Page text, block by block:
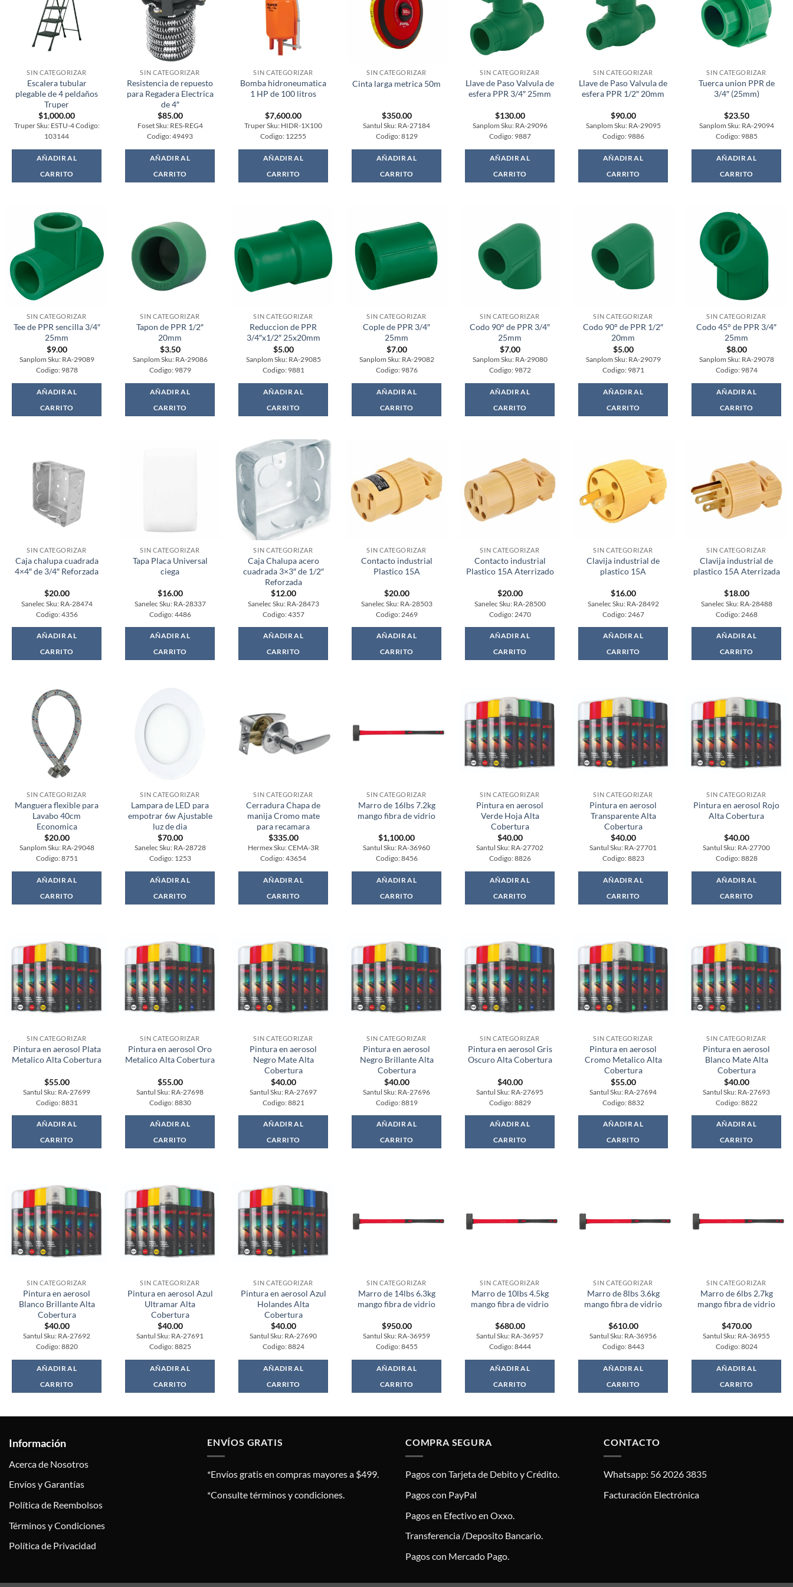
SIN CATEGORIZAR
Escalera tubular
plegable de 4 peldaños
Truper
$1,000.00
Truper Sku: ESTU-4 Codigo:
103144
AÑADIR AL
CARRITO
SIN CATEGORIZAR
Resistencia de repuesto
para Regadera Electrica
de 4″
$85.00
Foset Sku: RES-REG4
Codigo: 49493
AÑADIR AL
CARRITO
SIN CATEGORIZAR
Bomba hidroneumatica
1 HP de 100 litros
$7,600.00
Truper Sku: HIDR-1X100
Codigo: 12255
AÑADIR AL
CARRITO
SIN CATEGORIZAR
Cinta larga metrica 50m
$350.00
Santul Sku: RA-27184
Codigo: 8129
AÑADIR AL
CARRITO
SIN CATEGORIZAR
Llave de Paso Valvula de
esfera PPR 3/4″ 25mm
$130.00
Sanplom Sku: RA-29096
Codigo: 9887
AÑADIR AL
CARRITO
SIN CATEGORIZAR
Llave de Paso Valvula de
esfera PPR 1/2″ 20mm
$90.00
Sanplom Sku: RA-29095
Codigo: 9886
AÑADIR AL
CARRITO
SIN CATEGORIZAR
Tuerca union PPR de
3/4″ (25mm)
$23.50
Sanplom Sku: RA-29094
Codigo: 9885
AÑADIR AL
CARRITO
SIN CATEGORIZAR
Tee de PPR sencilla 3/4″
25mm
$9.00
Sanplom Sku: RA-29089
Codigo: 9878
AÑADIR AL
CARRITO
SIN CATEGORIZAR
Tapon de PPR 1/2″
20mm
$3.50
Sanplom Sku: RA-29086
Codigo: 9879
AÑADIR AL
CARRITO
SIN CATEGORIZAR
Reduccion de PPR
3/4″x1/2″ 25x20mm
$5.00
Sanplom Sku: RA-29085
Codigo: 9881
AÑADIR AL
CARRITO
SIN CATEGORIZAR
Cople de PPR 3/4″
25mm
$7.00
Sanplom Sku: RA-29082
Codigo: 9876
AÑADIR AL
CARRITO
SIN CATEGORIZAR
Codo 90° de PPR 3/4″
25mm
$7.00
Sanplom Sku: RA-29080
Codigo: 9872
AÑADIR AL
CARRITO
SIN CATEGORIZAR
Codo 90° de PPR 1/2″
20mm
$5.00
Sanplom Sku: RA-29079
Codigo: 9871
AÑADIR AL
CARRITO
SIN CATEGORIZAR
Codo 45° de PPR 3/4″
25mm
$8.00
Sanplom Sku: RA-29078
Codigo: 9874
AÑADIR AL
CARRITO
SIN CATEGORIZAR
Caja chalupa cuadrada
4×4″ de 3/4″ Reforzada
$20.00
Sanelec Sku: RA-28474
Codigo: 4356
AÑADIR AL
CARRITO
SIN CATEGORIZAR
Tapa Placa Universal
ciega
$16.00
Sanelec Sku: RA-28337
Codigo: 4486
AÑADIR AL
CARRITO
SIN CATEGORIZAR
Caja Chalupa acero
cuadrada 3×3″ de 1/2″
Reforzada
$12.00
Sanelec Sku: RA-28473
Codigo: 4357
AÑADIR AL
CARRITO
SIN CATEGORIZAR
Contacto industrial
Plastico 15A
$20.00
Sanelec Sku: RA-28503
Codigo: 2469
AÑADIR AL
CARRITO
SIN CATEGORIZAR
Contacto industrial
Plastico 15A Aterrizado
$20.00
Sanelec Sku: RA-28500
Codigo: 2470
AÑADIR AL
CARRITO
SIN CATEGORIZAR
Clavija industrial de
plastico 15A
$16.00
Sanelec Sku: RA-28492
Codigo: 2467
AÑADIR AL
CARRITO
SIN CATEGORIZAR
Clavija industrial de
plastico 15A Aterrizada
$18.00
Sanelec Sku: RA-28488
Codigo: 2468
AÑADIR AL
CARRITO
SIN CATEGORIZAR
Manguera flexible para
Lavabo 40cm
Economica
$20.00
Sanplom Sku: RA-29048
Codigo: 8751
AÑADIR AL
CARRITO
SIN CATEGORIZAR
Lampara de LED para
empotrar 6w Ajustable
luz de dia
$70.00
Sanelec Sku: RA-28728
Codigo: 1253
AÑADIR AL
CARRITO
SIN CATEGORIZAR
Cerradura Chapa de
manija Cromo mate
para recamara
$335.00
Hermex Sku: CEMA-3R
Codigo: 43654
AÑADIR AL
CARRITO
SIN CATEGORIZAR
Marro de 16lbs 7.2kg
mango fibra de vidrio
$1,100.00
Santul Sku: RA-36960
Codigo: 8456
AÑADIR AL
CARRITO
SIN CATEGORIZAR
Pintura en aerosol
Verde Hoja Alta
Cobertura
$40.00
Santul Sku: RA-27702
Codigo: 8826
AÑADIR AL
CARRITO
SIN CATEGORIZAR
Pintura en aerosol
Transparente Alta
Cobertura
$40.00
Santul Sku: RA-27701
Codigo: 8823
AÑADIR AL
CARRITO
SIN CATEGORIZAR
Pintura en aerosol Rojo
Alta Cobertura
$40.00
Santul Sku: RA-27700
Codigo: 8828
AÑADIR AL
CARRITO
SIN CATEGORIZAR
Pintura en aerosol Plata
Metalico Alta Cobertura
$55.00
Santul Sku: RA-27699
Codigo: 8831
AÑADIR AL
CARRITO
SIN CATEGORIZAR
Pintura en aerosol Oro
Metalico Alta Cobertura
$55.00
Santul Sku: RA-27698
Codigo: 8830
AÑADIR AL
CARRITO
SIN CATEGORIZAR
Pintura en aerosol
Negro Mate Alta
Cobertura
$40.00
Santul Sku: RA-27697
Codigo: 8821
AÑADIR AL
CARRITO
SIN CATEGORIZAR
Pintura en aerosol
Negro Brillante Alta
Cobertura
$40.00
Santul Sku: RA-27696
Codigo: 8819
AÑADIR AL
CARRITO
SIN CATEGORIZAR
Pintura en aerosol Gris
Oscuro Alta Cobertura
$40.00
Santul Sku: RA-27695
Codigo: 8829
AÑADIR AL
CARRITO
SIN CATEGORIZAR
Pintura en aerosol
Cromo Metalico Alta
Cobertura
$55.00
Santul Sku: RA-27694
Codigo: 8832
AÑADIR AL
CARRITO
SIN CATEGORIZAR
Pintura en aerosol
Blanco Mate Alta
Cobertura
$40.00
Santul Sku: RA-27693
Codigo: 8822
AÑADIR AL
CARRITO
SIN CATEGORIZAR
Pintura en aerosol
Blanco Brillante Alta
Cobertura
$40.00
Santul Sku: RA-27692
Codigo: 8820
AÑADIR AL
CARRITO
SIN CATEGORIZAR
Pintura en aerosol Azul
Ultramar Alta
Cobertura
$40.00
Santul Sku: RA-27691
Codigo: 8825
AÑADIR AL
CARRITO
SIN CATEGORIZAR
Pintura en aerosol Azul
Holandes Alta
Cobertura
$40.00
Santul Sku: RA-27690
Codigo: 8824
AÑADIR AL
CARRITO
SIN CATEGORIZAR
Marro de 14lbs 6.3kg
mango fibra de vidrio
$950.00
Santul Sku: RA-36959
Codigo: 8455
AÑADIR AL
CARRITO
SIN CATEGORIZAR
Marro de 10lbs 4.5kg
mango fibra de vidrio
$680.00
Santul Sku: RA-36957
Codigo: 8444
AÑADIR AL
CARRITO
SIN CATEGORIZAR
Marro de 8lbs 3.6kg
mango fibra de vidrio
$610.00
Santul Sku: RA-36956
Codigo: 8443
AÑADIR AL
CARRITO
SIN CATEGORIZAR
Marro de 6lbs 2.7kg
mango fibra de vidrio
$470.00
Santul Sku: RA-36955
Codigo: 8024
AÑADIR AL
CARRITO
Información
Acerca de Nosotros
Envíos y Garantías
Política de Reembolsos
Términos y Condiciones
Política de Privacidad
ENVÍOS GRATIS
*Envíos gratis en compras mayores a $499.
*Consulte términos y condiciones.
COMPRA SEGURA
Pagos con Tarjeta de Debito y Crédito.
Pagos con PayPal
Pagos en Efectivo en Oxxo.
Transferencia /Deposito Bancario.
Pagos con Mercado Pago.
CONTACTO
Whatsapp: 56 2026 3835
Facturación Electrónica